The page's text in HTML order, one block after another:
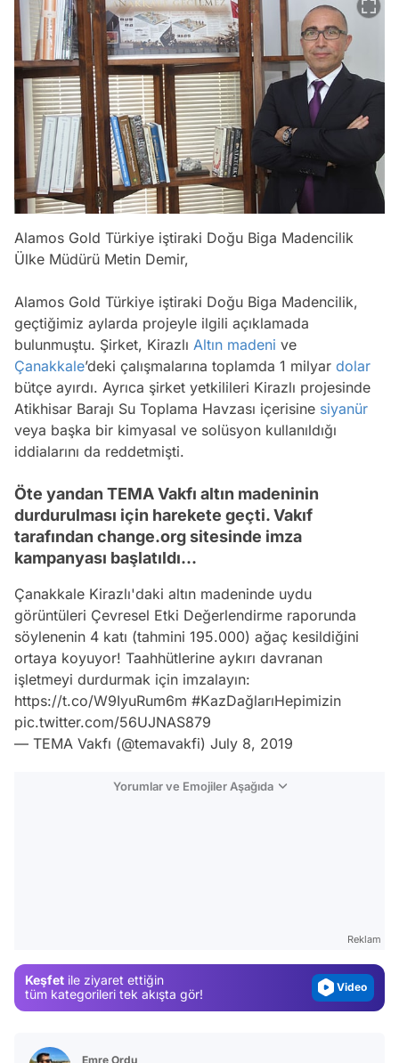
Alamos Gold Türkiye iştiraki Doğu Biga Madencilik
Ülke Müdürü Metin Demir,
Alamos Gold Türkiye iştiraki Doğu Biga Madencilik,
geçtiğimiz aylarda projeyle ilgili açıklamada
bulunmuştu. Şirket, Kirazlı Altın madeni ve
Çanakkale’deki çalışmalarına toplamda 1 milyar dolar
bütçe ayırdı. Ayrıca şirket yetkilileri Kirazlı projesinde
Atikhisar Barajı Su Toplama Havzası içerisine siyanür
veya başka bir kimyasal ve solüsyon kullanıldığı
iddialarını da reddetmişti.
Öte yandan TEMA Vakfı altın madeninin
durdurulması için harekete geçti. Vakıf
tarafından change.org sitesinde imza
kampanyası başlatıldı...
Çanakkale Kirazlı'daki altın madeninde uydu
görüntüleri Çevresel Etki Değerlendirme raporunda
söylenenin 4 katı (tahmini 195.000) ağaç kesildiğini
ortaya koyuyor! Taahhütlerine aykırı davranan
işletmeyi durdurmak için imzalayın:
https://t.co/W9IyuRum6m #KazDağlarıHepimizin
pic.twitter.com/56UJNAS879
— TEMA Vakfı (@temavakfi) July 8, 2019
Yorumlar ve Emojiler Aşağıda
Reklam
Keşfet ile ziyaret ettiğin
tüm kategorileri tek akışta gör!
Video
Emre Ordu